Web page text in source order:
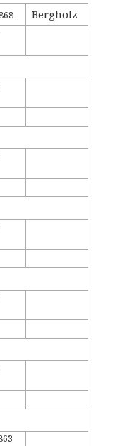
Bergholz